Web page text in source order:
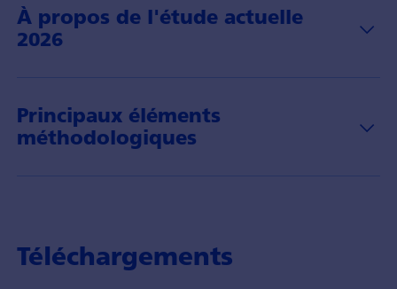
À propos de l'étude actuelle
2026
Principaux éléments
méthodologiques
Téléchargements